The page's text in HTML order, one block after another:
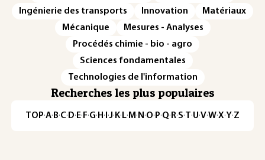
Ingénierie des transports
Innovation
Matériaux
Mécanique
Mesures - Analyses
Procédés chimie - bio - agro
Sciences fondamentales
Technologies de l'information
Recherches les plus populaires
TOP·A·B·C· D· E· F·G· H · ·J· K· L· M · N ·O· P·Q· R·S·T·U·V·W·X·Y·Z